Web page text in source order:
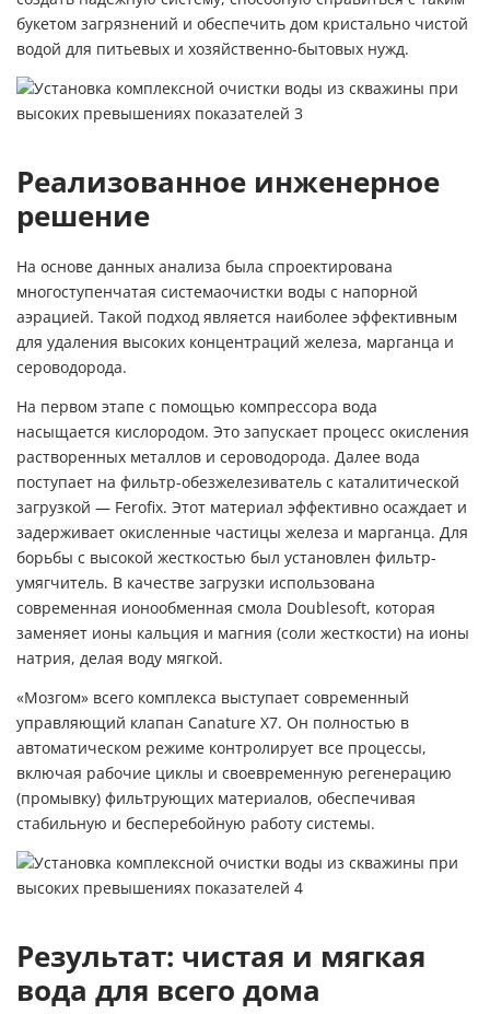
букетом загрязнений и обеспечить дом кристально чистой
водой для питьевых и хозяйственно-бытовых нужд.
Реализованное инженерное
решение
На основе данных анализа была спроектирована
многоступенчатая системаочистки воды с напорной
аэрацией. Такой подход является наиболее эффективным
для удаления высоких концентраций железа, марганца и
сероводорода.
На первом этапе с помощью компрессора вода
насыщается кислородом. Это запускает процесс окисления
растворенных металлов и сероводорода. Далее вода
поступает на фильтр-обезжелезиватель с каталитической
загрузкой — Ferofix. Этот материал эффективно осаждает и
задерживает окисленные частицы железа и марганца. Для
борьбы с высокой жесткостью был установлен фильтр-
умягчитель. В качестве загрузки использована
современная ионообменная смола Doublesoft, которая
заменяет ионы кальция и магния (соли жесткости) на ионы
натрия, делая воду мягкой.
«Мозгом» всего комплекса выступает современный
управляющий клапан Canature X7. Он полностью в
автоматическом режиме контролирует все процессы,
включая рабочие циклы и своевременную регенерацию
(промывку) фильтрующих материалов, обеспечивая
стабильную и бесперебойную работу системы.
Результат: чистая и мягкая
вода для всего дома